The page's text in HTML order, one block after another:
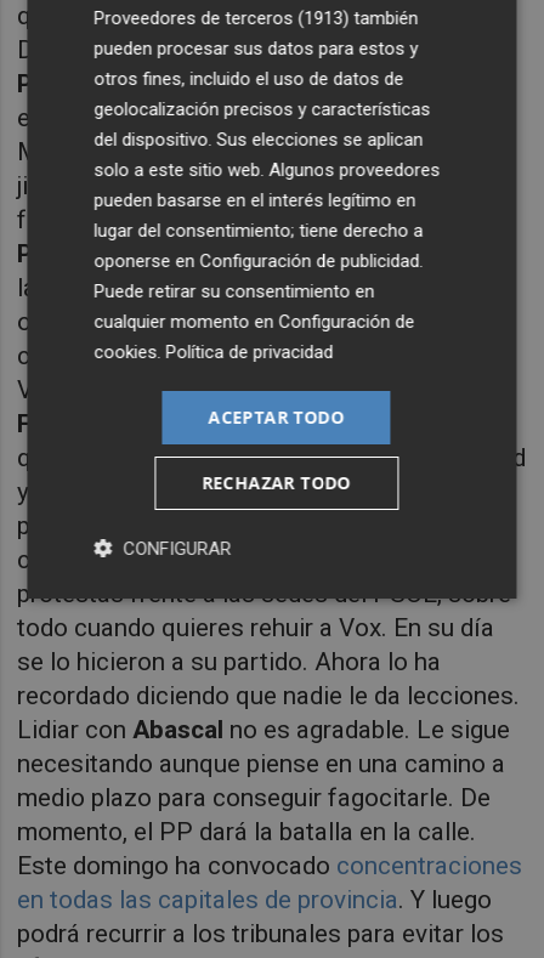
que han de ser condenadas sin paliativos.
Después de rematar los flecos de
Puigdemonty compañíaSánchez
encamina a su bien superior. Seguirá en
Moncloa aunque lo haga con unos cuantos
jirones que veremos cómo le afectan en un
futuro próximo.
PP: Alberto Núñez Feijóo y su sino.Está en
la oposición con un problema añadido. Ha
optado por la estrategia de protestar en la
calle, pero tiene un duro competidor como es
Vox, con un discurso aguerrido y visceral.
Feijóo
es un hombre de temple, equilibrado
que todavía no le ha tomado el pulso a Madrid
y a lo que es dirigir un partido nacional. No
puedes estar prácticamente 48 horas sin
condenar la violencia de los ultras en las
protestas frente a las sedes del PSOE, sobre
todo cuando quieres rehuir a Vox. En su día
se lo hicieron a su partido. Ahora lo ha
recordado diciendo que nadie le da lecciones.
Lidiar conAbascal no es agradable. Le sigue
necesitando aunque piense en una camino a
medio plazo para conseguir fagocitarle. De
momento, el PP dará la batalla en la calle.
Este domingo ha convocado concentraciones
en todas las capitales de provincia. Y luego
podrá recurrir a los tribunales para evitar los
Proveedores de terceros (1913) también
pueden procesar sus datos para estos y
otros fines, incluido el uso de datos de
geolocalización precisos y características
del dispositivo. Sus elecciones se aplican
solo a este sitio web. Algunos proveedores
pueden basarse en el interés legítimo en
lugar del consentimiento; tiene derecho a
oponerse enConfiguración de publicidad.
Puede retirar su consentimiento en
cualquier momento enConfiguración de
cookies.Política de privacidad
ACEPTAR TODO
RECHAZAR TODO
CONFIGURAR